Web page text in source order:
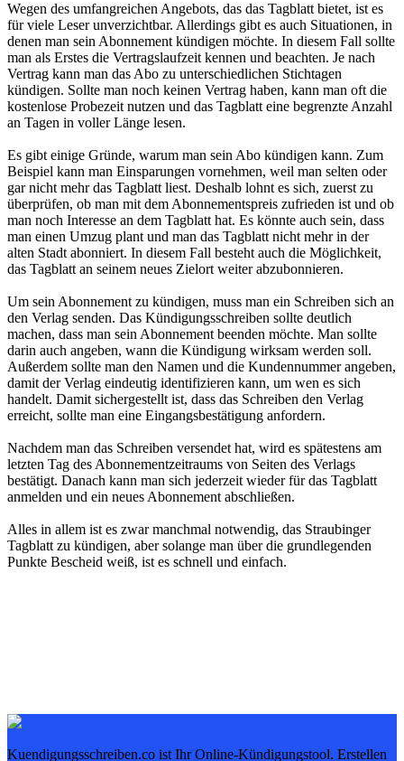
Wegen des umfangreichen Angebots, das das Tagblatt bietet, ist es
für viele Leser unverzichtbar. Allerdings gibt es auch Situationen, in
denen man sein Abonnement kündigen möchte. In diesem Fall sollte
man als Erstes die Vertragslaufzeit kennen und beachten. Je nach
Vertrag kann man das Abo zu unterschiedlichen Stichtagen
kündigen. Sollte man noch keinen Vertrag haben, kann man oft die
kostenlose Probezeit nutzen und das Tagblatt eine begrenzte Anzahl
an Tagen in voller Länge lesen.
Es gibt einige Gründe, warum man sein Abo kündigen kann. Zum
Beispiel kann man Einsparungen vornehmen, weil man selten oder
gar nicht mehr das Tagblatt liest. Deshalb lohnt es sich, zuerst zu
überprüfen, ob man mit dem Abonnementspreis zufrieden ist und ob
man noch Interesse an dem Tagblatt hat. Es könnte auch sein, dass
man einen Umzug plant und man das Tagblatt nicht mehr in der
alten Stadt abonniert. In diesem Fall besteht auch die Möglichkeit,
das Tagblatt an seinem neues Zielort weiter abzubonnieren.
Um sein Abonnement zu kündigen, muss man ein Schreiben sich an
den Verlag senden. Das Kündigungsschreiben sollte deutlich
machen, dass man sein Abonnement beenden möchte. Man sollte
darin auch angeben, wann die Kündigung wirksam werden soll.
Außerdem sollte man den Namen und die Kundennummer angeben,
damit der Verlag eindeutig identifizieren kann, um wen es sich
handelt. Damit sichergestellt ist, dass das Schreiben den Verlag
erreicht, sollte man eine Eingangsbestätigung anfordern.
Nachdem man das Schreiben versendet hat, wird es spätestens am
letzten Tag des Abonnementzeitraums von Seiten des Verlags
bestätigt. Danach kann man sich jederzeit wieder für das Tagblatt
anmelden und ein neues Abonnement abschließen.
Alles in allem ist es zwar manchmal notwendig, das Straubinger
Tagblatt zu kündigen, aber solange man über die grundlegenden
Punkte Bescheid weiß, ist es schnell und einfach.
Kuendigungsschreiben.co ist Ihr Online-Kündigungstool. Erstellen